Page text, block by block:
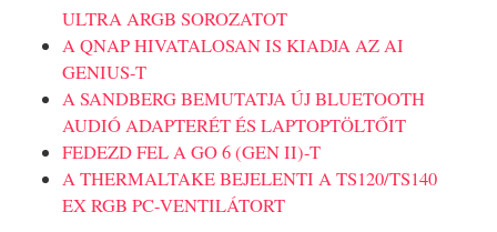
ULTRA ARGB SOROZATOT
A QNAP HIVATALOSAN IS KIADJA AZ AI
GENIUS-T
A SANDBERG BEMUTATJA ÚJ BLUETOOTH
AUDIÓ ADAPTERÉT ÉS LAPTOPTÖLTŐIT
FEDEZD FEL A GO 6 (GEN II)-T
A THERMALTAKE BEJELENTI A TS120/TS140
EX RGB PC-VENTILÁTORT